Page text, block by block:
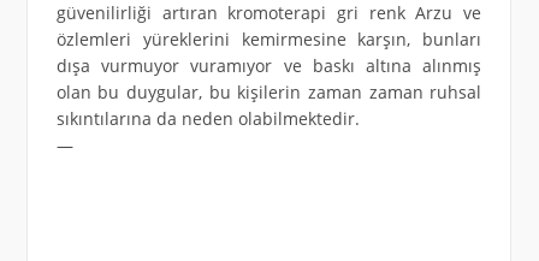
güvenilirliği artıran kromoterapi gri renk Arzu ve
özlemleri yüreklerini kemirmesine karşın, bunları
dışa vurmuyor vuramıyor ve baskı altına alınmış
olan bu duygular, bu kişilerin zaman zaman ruhsal
sıkıntılarına da neden olabilmektedir.
—